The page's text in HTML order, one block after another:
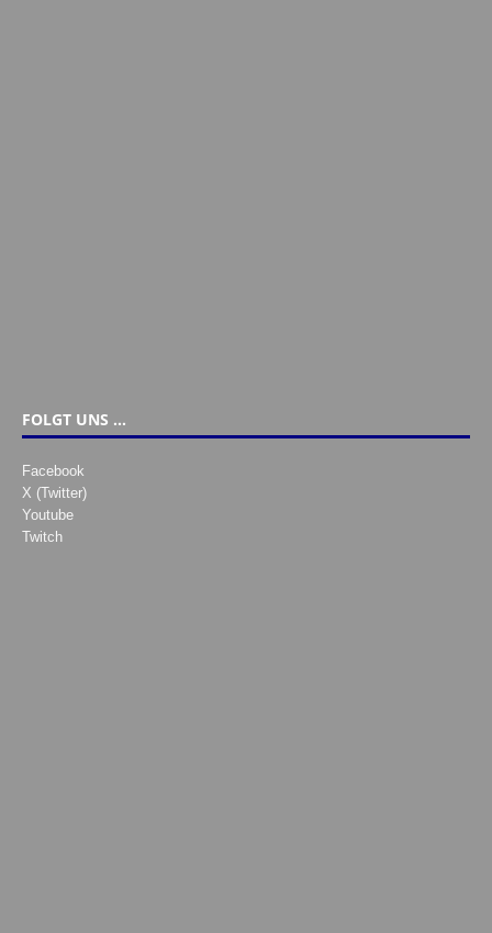
FOLGT UNS …
Facebook
X (Twitter)
Youtube
Twitch